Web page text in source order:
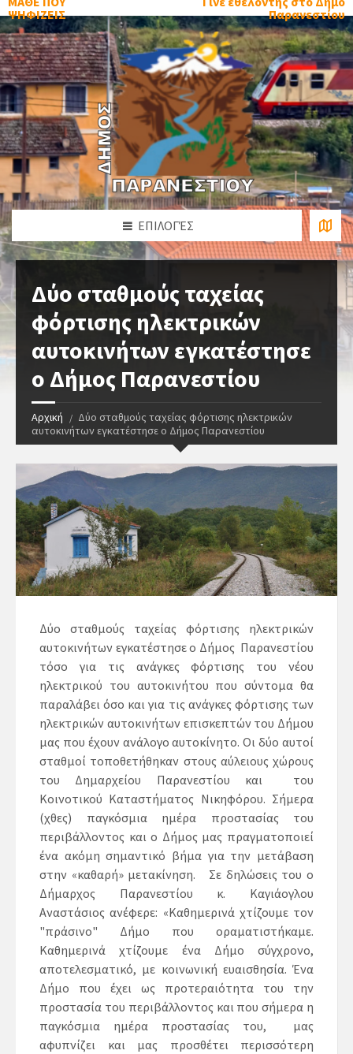
ΨΗΦΙΖΕΙΣ
Παρανεστίου
ΕΠΙΛΟΓΈΣ
Δύο σταθμούς ταχείας
φόρτισης ηλεκτρικών
αυτοκινήτων εγκατέστησε
ο Δήμος Παρανεστίου
Αρχική
Δύο σταθμούς ταχείας φόρτισης ηλεκτρικών
αυτοκινήτων εγκατέστησε ο Δήμος Παρανεστίου
Δύο σταθμούς ταχείας φόρτισης ηλεκτρικών
αυτοκινήτων εγκατέστησε ο Δήμος Παρανεστίου
τόσο για τις ανάγκες φόρτισης του νέου
ηλεκτρικού του αυτοκινήτου που σύντομα θα
παραλάβει όσο και για τις ανάγκες φόρτισης των
ηλεκτρικών αυτοκινήτων επισκεπτών του Δήμου
μας που έχουν ανάλογο αυτοκίνητο. Οι δύο αυτοί
σταθμοί τοποθετήθηκαν στους αύλειους χώρους
του Δημαρχείου Παρανεστίου και του
Κοινοτικού Καταστήματος Νικηφόρου. Σήμερα
(χθες) παγκόσμια ημέρα προστασίας του
περιβάλλοντος και ο Δήμος μας πραγματοποιεί
ένα ακόμη σημαντικό βήμα για την μετάβαση
στην «καθαρή» μετακίνηση. Σε δηλώσεις του ο
Δήμαρχος Παρανεστίου κ. Καγιάογλου
Αναστάσιος ανέφερε: «Καθημερινά χτίζουμε τον
"πράσινο" Δήμο που οραματιστήκαμε.
Καθημερινά χτίζουμε ένα Δήμο σύγχρονο,
αποτελεσματικό, με κοινωνική ευαισθησία. Ένα
Δήμο που έχει ως προτεραιότητα του την
προστασία του περιβάλλοντος και που σήμερα η
παγκόσμια ημέρα προστασίας του, μας
αφυπνίζει και μας προσθέτει περισσότερη